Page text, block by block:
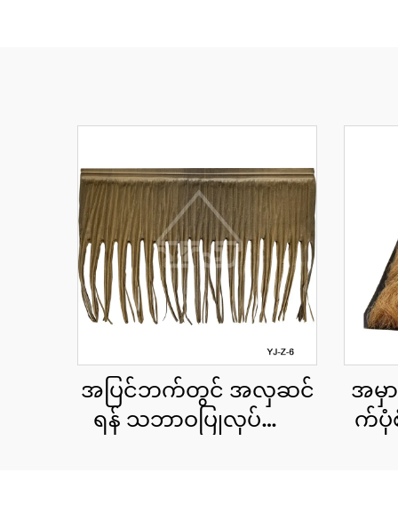
အပြင်ဘက်တွင် အလှဆင်
ရန် သဘာဝပြုလုပ်ထား
အမှ
က်ပုံ